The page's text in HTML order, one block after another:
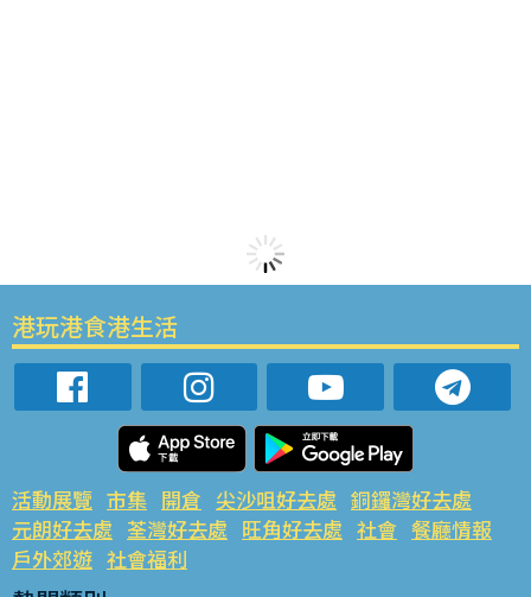
港玩港食港生活
活動展覽 市集 開倉 尖沙咀好去處 銅鑼灣好去處
元朗好去處 荃灣好去處 旺角好去處 社會 餐廳情報
戶外郊遊 社會福利